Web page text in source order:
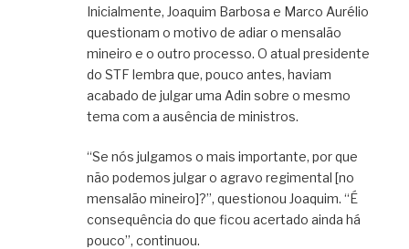
Inicialmente, Joaquim Barbosa e Marco Aurélio
questionam o motivo de adiar o mensalão
mineiro e o outro processo. O atual presidente
do STF lembra que, pouco antes, haviam
acabado de julgar uma Adin sobre o mesmo
tema com a ausência de ministros.
“Se nós julgamos o mais importante, por que
não podemos julgar o agravo regimental [no
mensalão mineiro]?”, questionou Joaquim. “É
consequência do que ficou acertado ainda há
pouco”, continuou.